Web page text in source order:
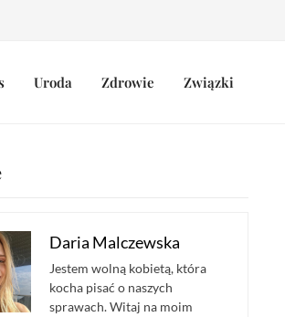
Uroda Zdrowie Związki
Daria Malczewska
Jestem wolną kobietą, która
kocha pisać o naszych
sprawach. Witaj na moim